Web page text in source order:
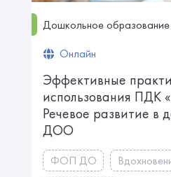
Дошкольное образование
Онлайн
Эффективные
использования ПДК
Речевое развитие в
ДОО
ФОП ДО